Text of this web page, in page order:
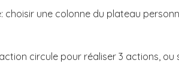
une colonne du plateau
circule pour réaliser 3 actions, ou